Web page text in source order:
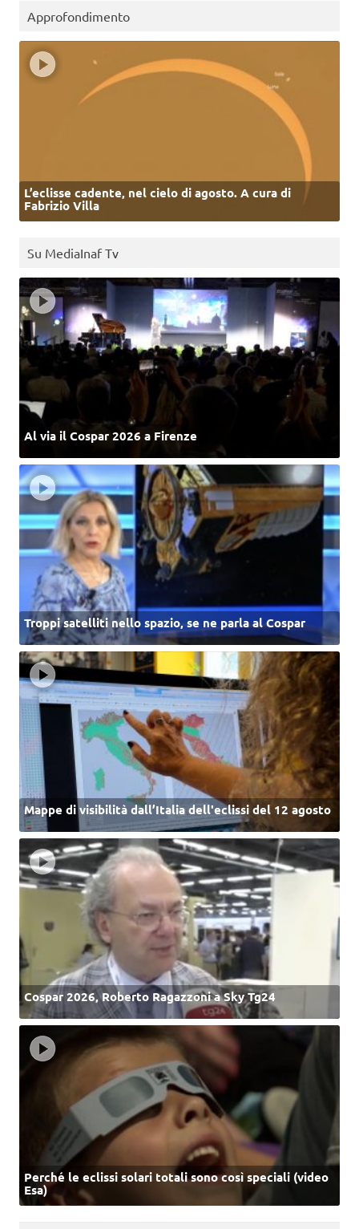
Approfondimento
L’eclisse cadente, nel cielo di agosto. A cura di
Fabrizio Villa
Su MediaInaf Tv
Al via il Cospar 2026 a Firenze
Troppi satelliti nello spazio, se ne parla al Cospar
Mappe di visibilità dall’Italia dell'eclissi del 12 agosto
Cospar 2026, Roberto Ragazzoni a Sky Tg24
Perché le eclissi solari totali sono così speciali (video
Esa)